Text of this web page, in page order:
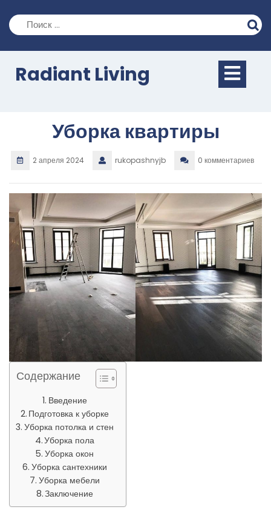
содержимому
Radiant Living
Уборка квартиры
2 апреля 2024 rukopashnyjb 0 комментариев
Содержание
Введение
Подготовка к уборке
Уборка потолка и стен
Уборка пола
Уборка окон
Уборка сантехники
Уборка мебели
Заключение